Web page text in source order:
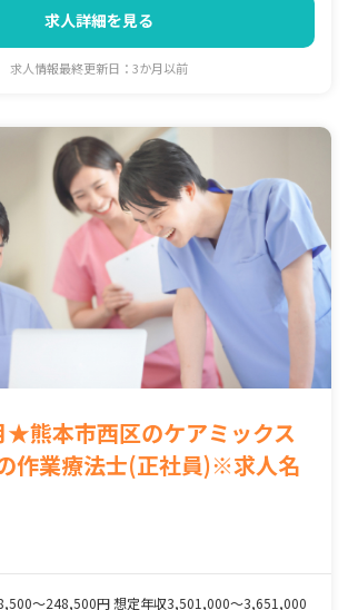
求人詳細を見る
求人情報最終更新日：3か月以前
熊本市西区のケアミックス
作業療法士(正社員)※求人名
～248,500円 想定年収3,501,000～3,651,000